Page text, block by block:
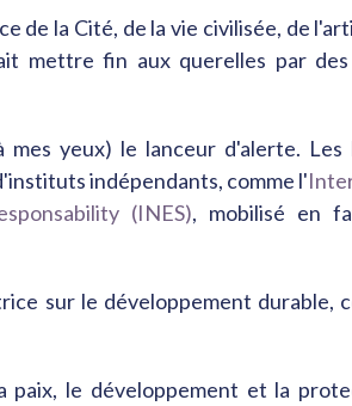
de la Cité, de la vie civilisée, de
mettre fin aux querelles par des
yeux) le lanceur d'alerte. Les
indépendants, comme l'
(INES), mobilisé en
sur le développement durable,
paix, le développement et la